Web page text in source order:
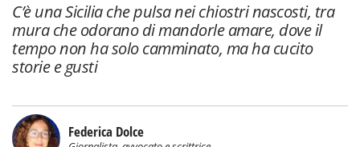
C’è una Sicilia che pulsa nei chiostri nascosti, tra
mura che odorano di mandorle amare, dove il
tempo non ha solo camminato, ma ha cucito
storie e gusti
Federica Dolce